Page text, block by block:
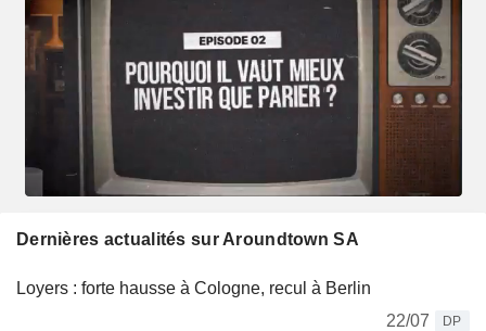
Dernières actualités sur Aroundtown SA
Loyers : forte hausse à Cologne, recul à Berlin
22/07
DP